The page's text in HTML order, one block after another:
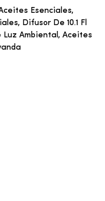
Esenciales,
Difusor De 10.1 Fl
Luz Ambiental, Aceites